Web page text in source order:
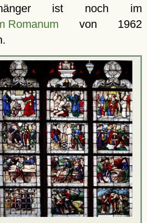
ist noch im
Romanum von 1962